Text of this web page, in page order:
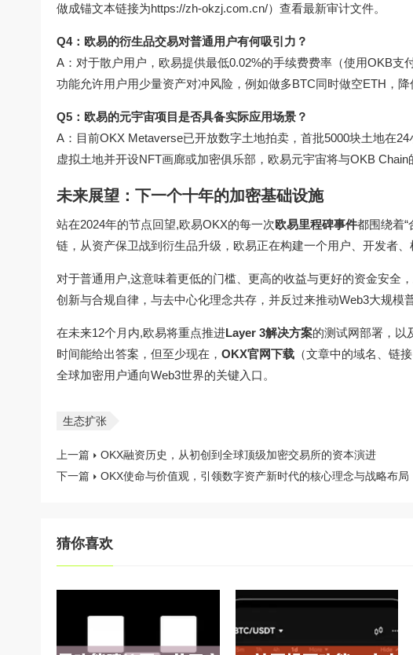
做成锚文本链接为https://zh-okzj.com.cn/）查看最新审计文件。
Q4：欧易的衍生品交易对普通用户有何吸引力？
A：对于散户用户，欧易提供最低0.02%的手续费费率（使用OKB支
功能允许用户用少量资产对冲风险，例如做多BTC同时做空ETH，降
Q5：欧易的元宇宙项目是否具备实际应用场景？
A：目前OKX Metaverse已开放数字土地拍卖，首批5000块土地在
虚拟土地并开设NFT画廊或加密俱乐部，欧易元宇宙将与OKB Chain
未来展望：下一个十年的加密基础设施
站在2024年的节点回望,欧易OKX的每一次欧易里程碑事件都围绕着
链，从资产保卫战到衍生品升级，欧易正在构建一个用户、开发者、
对于普通用户,这意味着更低的门槛、更高的收益与更好的资金安全
创新与合规自律，与去中心化理念共存，并反过来推动Web3大规模普
在未来12个月内,欧易将重点推进Layer 3解决方案的测试网部署，以
时间能给出答案，但至少现在， OKX官网下载 （文章中的域名、链
全球加密用户通向Web3世界的关键入口。
生态扩张
上一篇
OKX融资历史，从初创到全球顶级加密交易所的资本演进
下一篇
OKX使命与价值观，引领数字资产新时代的核心理念与战略布局
猜你喜欢